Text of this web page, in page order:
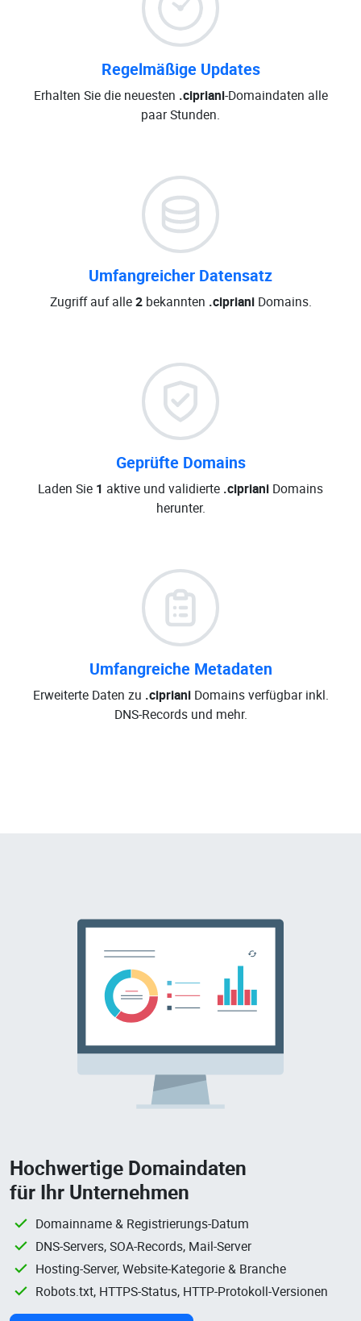
Regelmäßige Updates
Erhalten Sie die neuesten .cipriani-Domaindaten alle
paar Stunden.
Umfangreicher Datensatz
Zugriff auf alle2bekannten .ciprianiDomains.
Geprüfte Domains
Laden Sie 1 aktive und validierte .cipriani Domains
herunter.
Umfangreiche Metadaten
Erweiterte Daten zu .ciprianiDomains verfügbar inkl.
DNS-Records und mehr.
Hochwertige Domaindaten
für Ihr Unternehmen
Domainname & Registrierungs-Datum
DNS-Servers, SOA-Records, Mail-Server
Hosting-Server, Website-Kategorie & Branche
Robots.txt, HTTPS-Status, HTTP-Protokoll-Versionen